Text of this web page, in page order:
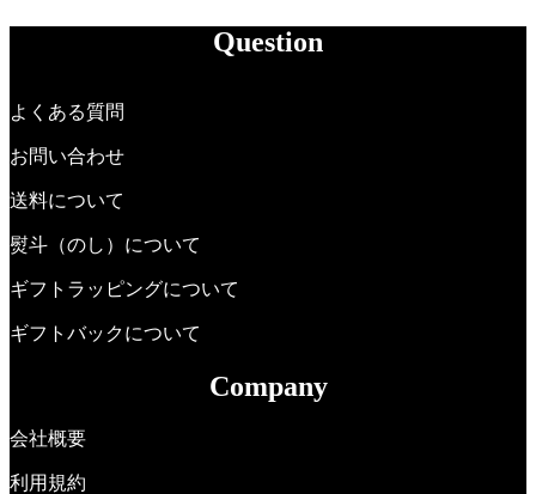
Question
よくある質問
お問い合わせ
送料について
熨斗（のし）について
ギフトラッピングについて
ギフトバックについて
Company
会社概要
利用規約